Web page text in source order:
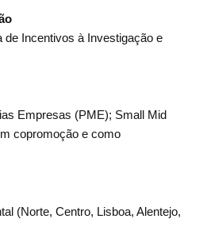
de Incentivos à Investigação e
Empresas (PME); Small Mid
copromoção e como
(Norte, Centro, Lisboa, Alentejo,